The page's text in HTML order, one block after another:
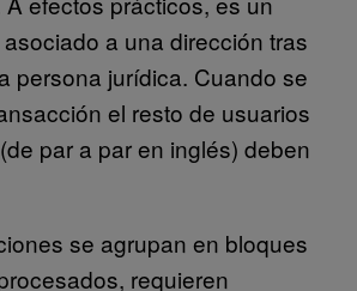
a una dirección tras
persona jurídica. Cuando se
el resto de usuarios
par a par en inglés) deben
se agrupan en bloques
requieren